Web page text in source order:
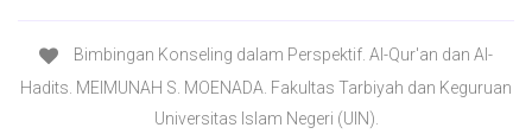
Bimbingan Konseling dalam Perspektif. Al-Qur'an dan Al-
Hadits. MEIMUNAH S. MOENADA. Fakultas Tarbiyah dan Keguruan
Universitas Islam Negeri (UIN).